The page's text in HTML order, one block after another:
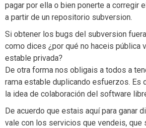
pagar por ella o bien ponerte a corregir
a partir de un repositorio subversion.
Si obtener los bugs del subversion
como dices ¿por qué no haceis pública
estable privada?
De otra forma nos obligais a todos a
rama estable duplicando esfuerzos. Es
la idea de colaboración del software
De acuerdo que estais aquí para ganar
vale con los servicios que vendeis, que